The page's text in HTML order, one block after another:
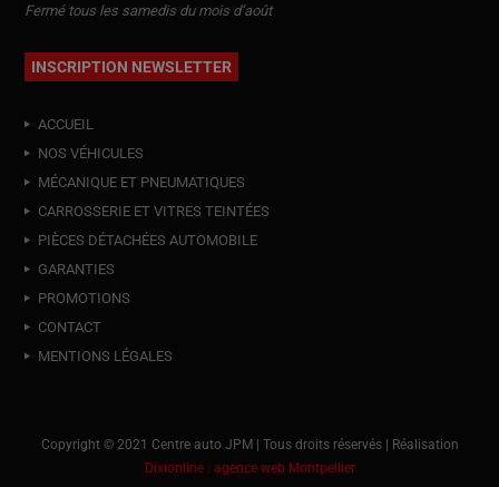
Fermé tous les samedis du mois d’août
INSCRIPTION NEWSLETTER
ACCUEIL
NOS VÉHICULES
MÉCANIQUE ET PNEUMATIQUES
CARROSSERIE ET VITRES TEINTÉES
PIÈCES DÉTACHÉES AUTOMOBILE
GARANTIES
PROMOTIONS
CONTACT
MENTIONS LÉGALES
Copyright © 2021 Centre auto JPM | Tous droits réservés | Réalisation
Dixionline : agence web Montpellier